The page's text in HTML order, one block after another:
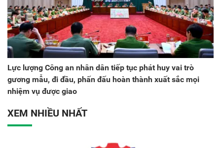
Lực lượng Công an nhân dân tiếp tục phát huy vai trò
gương mẫu, đi đầu, phấn đấu hoàn thành xuất sắc mọi
nhiệm vụ được giao
XEM NHIỀU NHẤT